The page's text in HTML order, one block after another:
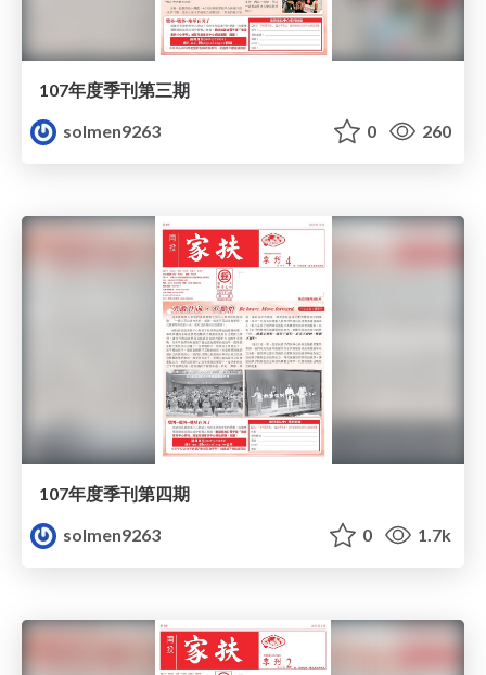
107年度季刊第三期
solmen9263
0 260
107年度季刊第四期
solmen9263
0 1.7k